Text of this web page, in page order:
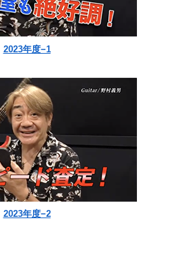
2023年度−1
2023年度−2